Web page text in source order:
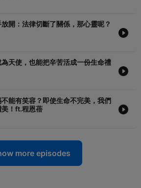
開：法律切斷了關係，那心靈呢？
天使，也能把辛苦活成一份生命禮
能有笑容？即使生命不完美，我們
！ft.程恩蓓
more episodes